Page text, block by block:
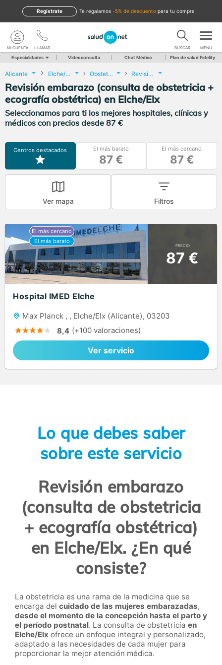
te regalamos -5% de descuento para tu compra
Regístrate
LLAMAR
MI CUENTA BUSCAR MENU
Especialidades Videoconsulta Chat Médico Plan de salud Fidelity
Alicante Elche/Elx Obstetricia y Ginecología Revisión embarazo (consulta de obstetricia + ecografía obstétrica)
Revisión embarazo (consulta de obstetricia +
ecografía obstétrica) en Elche/Elx
Seleccionamos para ti los mejores hospitales, clínicas y
médicos con precios desde 87 €
Centros destacados El más barato
87 €
El más cercano
87 €
Ver mapa Filtros
PRECIO
87 €
Hospital IMED Elche
Max Planck , , Elche/Elx (Alicante), 03203
8,4 (+100 valoraciones)
Ver servicio
Lo que debes saber
sobre este servicio
Revisión embarazo
(consulta de obstetricia
+ ecografía obstétrica)
en Elche/Elx. ¿En qué
consiste?
La obstetricia es una rama de la medicina que se
encarga del cuidado de las mujeres embarazadas,
desde el momento de la concepción hasta el parto y
el período postnatal. La consulta de obstetricia en
Elche/Elx ofrece un enfoque integral y personalizado,
adaptado a las necesidades de cada mujer para
proporcionar la mejor atención médica.